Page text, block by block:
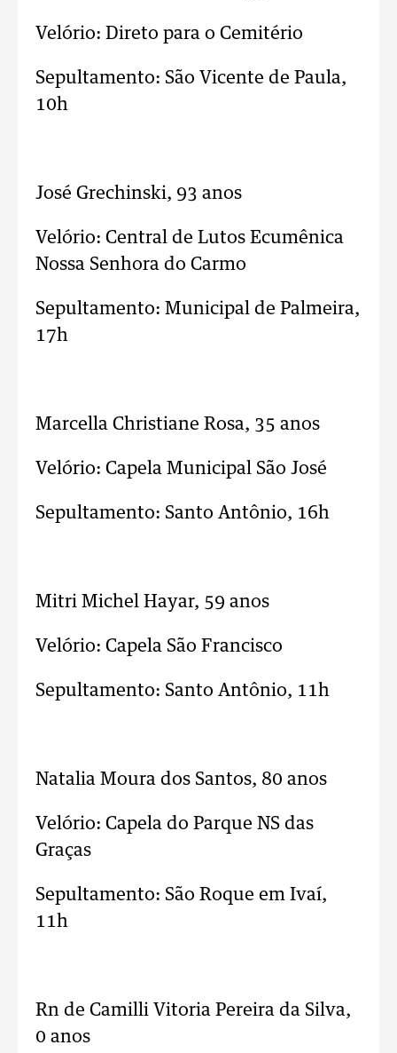
Velório: Direto para o Cemitério
Sepultamento: São Vicente de Paula,
10h
José Grechinski, 93 anos
Velório: Central de Lutos Ecumênica
Nossa Senhora do Carmo
Sepultamento: Municipal de Palmeira,
17h
Marcella Christiane Rosa, 35 anos
Velório: Capela Municipal São José
Sepultamento: Santo Antônio, 16h
Mitri Michel Hayar, 59 anos
Velório: Capela São Francisco
Sepultamento: Santo Antônio, 11h
Natalia Moura dos Santos, 80 anos
Velório: Capela do Parque NS das
Graças
Sepultamento: São Roque em Ivaí,
11h
Rn de Camilli Vitoria Pereira da Silva,
0 anos